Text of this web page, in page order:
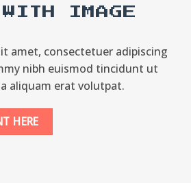
IMAGE
amet, consectetuer adipiscing
nibh euismod tincidunt ut
aliquam erat volutpat.
HERE